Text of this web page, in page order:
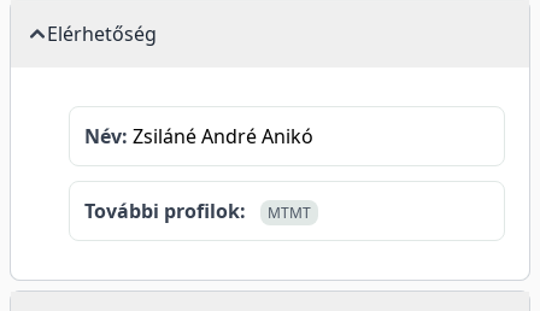
Elérhetőség
Név: Zsiláné André Anikó
További profilok: MTMT